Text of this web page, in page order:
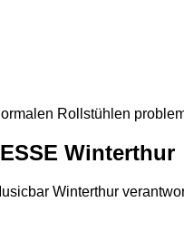
Rollstühlen
Winterthur
Winterthur